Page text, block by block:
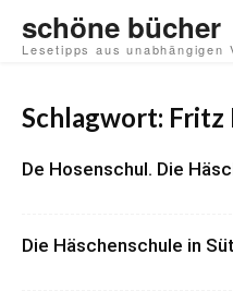
schöne bücher
Lesetipps aus unabhängigen
Schlagwort: Fritz
De Hosenschul. Die
Die Häschenschule in